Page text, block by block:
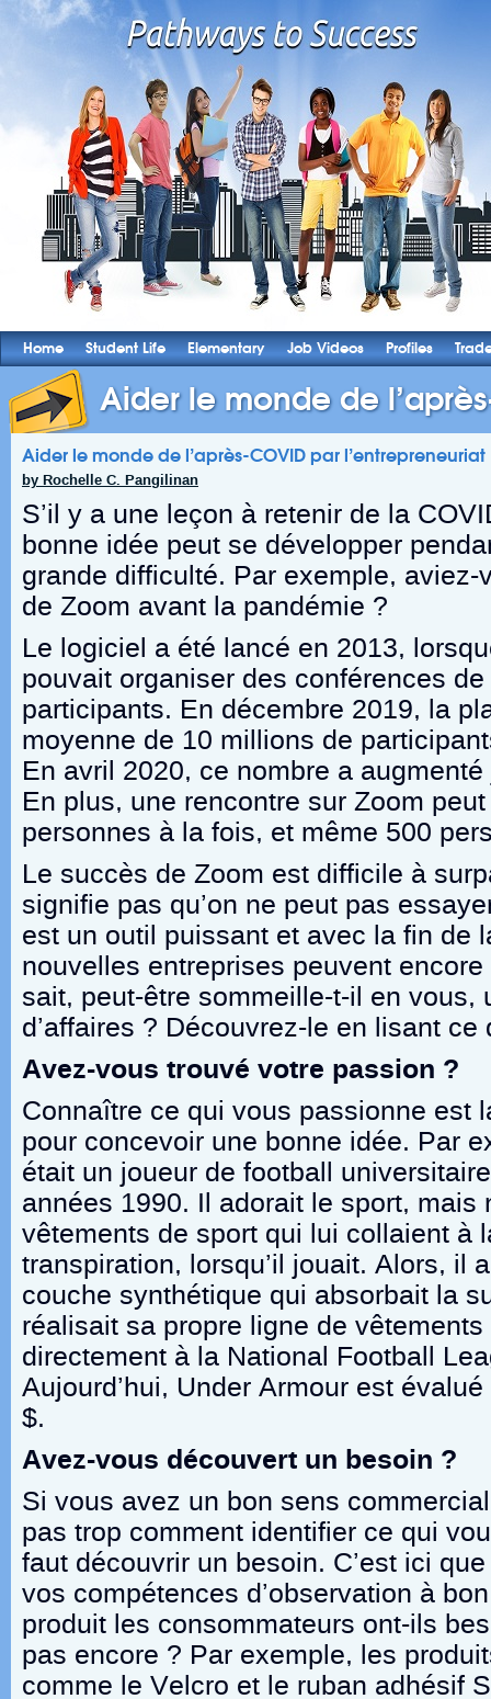
Home Student Life Elementary Job Videos Profiles
Aider le monde de
Aider le monde de l’après-COVID par l’entrepreneuriat
by Rochelle C. Pangilinan
S’il y a une leçon à retenir de la
bonne idée peut se développer
grande difficulté. Par exemple, aviez-
de Zoom avant la pandémie ?
Le logiciel a été lancé en 2013,
pouvait organiser des conférences
participants. En décembre 2019, la
moyenne de 10 millions de
En avril 2020, ce nombre a
En plus, une rencontre sur Zoom
personnes à la fois, et même 500
Le succès de Zoom est difficile à
signifie pas qu’on ne peut pas
est un outil puissant et avec la fin de
nouvelles entreprises peuvent
sait, peut-être sommeille-t-il en vous,
d’affaires ? Découvrez-le en lisant ce
Avez-vous trouvé votre passion ?
Connaître ce qui vous passionne est
pour concevoir une bonne idée. Par
était un joueur de football
années 1990. Il adorait le sport, mais
vêtements de sport qui lui collaient à
transpiration, lorsqu’il jouait. Alors, il
couche synthétique qui absorbait la
réalisait sa propre ligne de vêtements
directement à la National Football
Aujourd’hui, Under Armour est
$.
Avez-vous découvert un besoin ?
Si vous avez un bon sens
pas trop comment identifier ce qui
faut découvrir un besoin. C’est ici
vos compétences d’observation à
produit les consommateurs ont-ils
pas encore ? Par exemple, les
comme le Velcro et le ruban adhésif